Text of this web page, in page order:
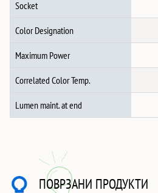
Socket
Color Designation
Maximum Power
Correlated Color Temp.
Lumen maint. at end
ПОВРЗАНИ ПРОДУКТИ